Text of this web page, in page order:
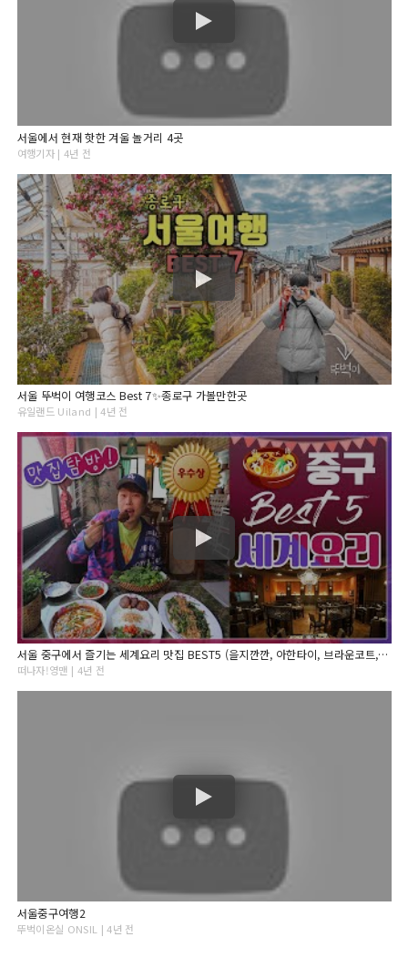
서울에서 현재 핫한 겨울 놀거리 4곳
여행기자 | 4년 전
서울 뚜벅이 여행코스 Best 7✨종로구 가볼만한곳
유일랜드 Uiland | 4년 전
서울 중구에서 즐기는 세계요리 맛집 BEST5 (을지깐깐, 아한타이, 브라운코트, 루엘드샹들리에, 룽키 등)
떠나자!영맨 | 4년 전
서울중구여행2
뚜벅이온실 ONSIL | 4년 전